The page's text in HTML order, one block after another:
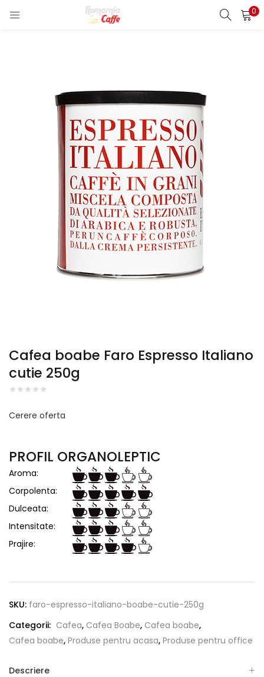
0
LOGIN REGISTER
Remember me
Lost password?
Cafea boabe Faro Espresso Italiano
cutie 250g
Cerere oferta
PROFIL ORGANOLEPTIC
Aroma:
Corpolenta:
Dulceata:
Intensitate:
Prajire:
SKU: faro-espresso-italiano-boabe-cutie-250g
Categorii: Cafea, Cafea Boabe, Cafea boabe,
Cafea boabe, Produse pentru acasa, Produse pentru office
Descriere